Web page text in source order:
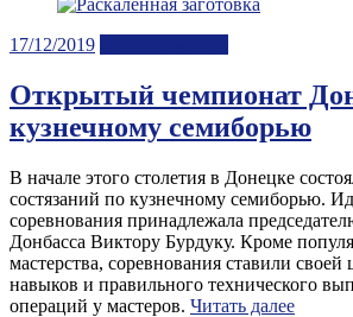
Posted
17/12/2019
Открытый чемпионат
кузнечному семиборью
В начале этого столетия в Донецке
состязаний по кузнечному семиборью.
соревнования принадлежала
Донбасса Виктору Бурдуку. Кроме
мастерства, соревнования ставили своей
навыков и правильного технического
операций у мастеров. Читать далее